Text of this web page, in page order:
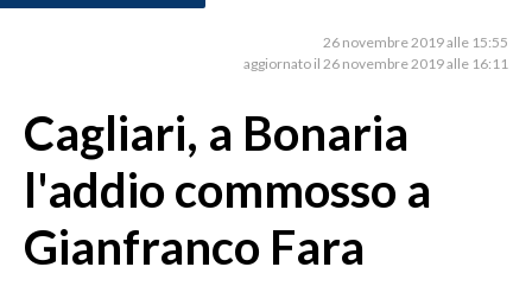
MEDIO CAMPIDANO
ORISTANO E PROVINCIA
SASSARI E PROVINCIA
GALLURA
NUORO E PROVINCIA
26 novembre 2019 alle 15:55
aggiornato il 26 novembre 2019 alle 16:11
Cagliari, a Bonaria
l'addio commosso a
Gianfranco Fara